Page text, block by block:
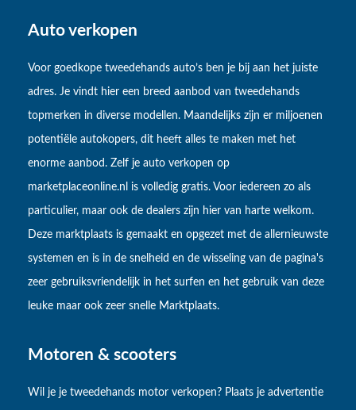
Auto verkopen
Voor goedkope tweedehands auto’s ben je bij aan het juiste
adres. Je vindt hier een breed aanbod van tweedehands
topmerken in diverse modellen. Maandelijks zijn er miljoenen
potentiële autokopers, dit heeft alles te maken met het
enorme aanbod. Zelf je auto verkopen op
marketplaceonline.nl is volledig gratis. Voor iedereen zo als
particulier, maar ook de dealers zijn hier van harte welkom.
Deze marktplaats is gemaakt en opgezet met de allernieuwste
systemen en is in de snelheid en de wisseling van de pagina's
zeer gebruiksvriendelijk in het surfen en het gebruik van deze
leuke maar ook zeer snelle Marktplaats.
Motoren & scooters
Wil je je tweedehands motor verkopen? Plaats je advertentie